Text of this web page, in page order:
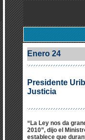
Enero 24
Presidente
Justicia
“La Ley nos da
2010”, dijo el
establece que